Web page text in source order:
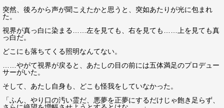
突然、後ろから声が聞こえたかと思うと、突如あたりが光に包まれ
た。
視界が真っ白に染まる……左を見ても、右を見ても……上を見ても真
っ白だ。
どこにも落ちてくる照明なんてない。
……やがて視界が戻ると、あたしの目の前には五体満足のプロデュー
サーがいた。
そして、あたし自身も、どこも怪我をしていなかった。
「ふん、やり口の汚い霊だ、悪夢を正夢にするだけじゃ飽き足らず、